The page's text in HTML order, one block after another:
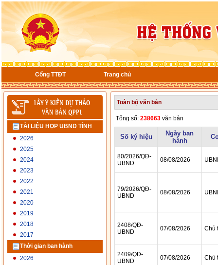
Cổng TTĐT Trang chủ
TÀI LIỆU HỌP UBND TỈNH
2026
2025
2024
2023
2022
2021
2020
2019
2018
2017
Thời gian ban hành
2026